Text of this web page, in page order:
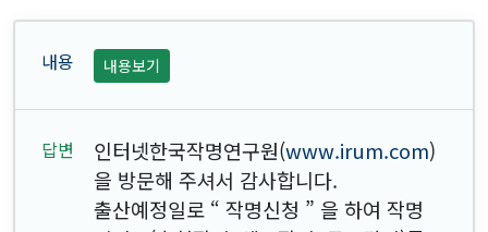
내용보기
인터넷한국작명연구원(www.irum.com)
을 방문해 주셔서 감사합니다.
출산예정일로 “ 작명신청 ” 을 하여 작명